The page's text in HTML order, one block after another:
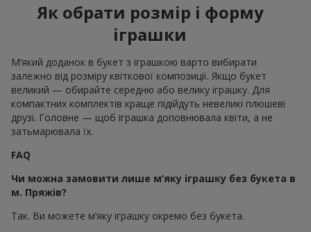
Як обрати розмір і форму
іграшки
М’який доданок в букет з іграшкою варто вибирати
залежно від розміру квіткової композиції. Якщо букет
великий — обирайте середню або велику іграшку. Для
компактних комплектів краще підійдуть невеликі плюшеві
друзі. Головне — щоб іграшка доповнювала квіти, а не
затьмарювала їх.
FAQ
Чи можна замовити лише м’яку іграшку без букета в
м. Пряжів?
Так. Ви можете м’яку іграшку окремо без букета.